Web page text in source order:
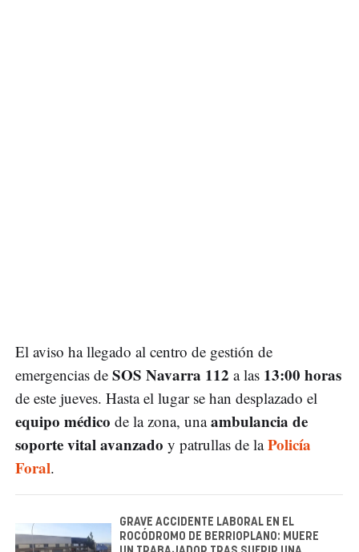
El aviso ha llegado al centro de gestión de
emergencias de SOS Navarra 112 a las 13:00 horas
de este jueves. Hasta el lugar se han desplazado el
equipo médico de la zona, unaambulancia de
soporte vital avanzado y patrullas de laPolicía
Foral.
GRAVE ACCIDENTE LABORAL EN EL
ROCÓDROMO DE BERRIOPLANO: MUERE